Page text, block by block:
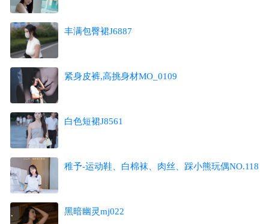
丰满包臀裙J6887
紧身皮裤,高挑身材MO_0109
白色短裙J8561
稚予-运动鞋、白棉袜、肉丝、踩小熊玩偶NO.118
黑暗幽灵mj022